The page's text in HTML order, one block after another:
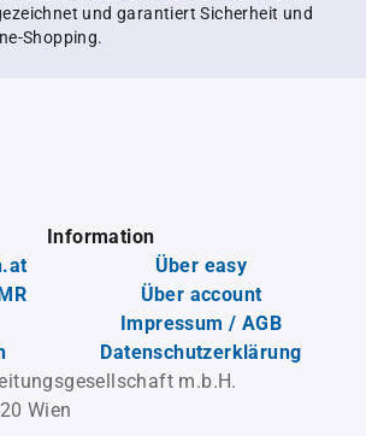
und garantiert Sicherheit und
Shopping.
Information
Über easy
Über account
Impressum / AGB
Datenschutzerklärung
m.b.H.
Wien